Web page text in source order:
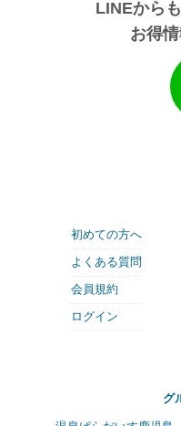
LINEから
お得
初めての方へ
よくある質問
会員規約
ログイン
グ